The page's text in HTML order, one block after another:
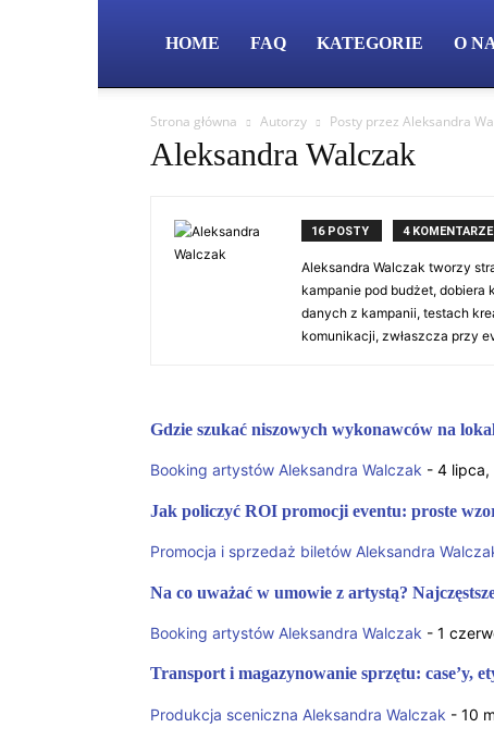
HOME FAQ KATEGORIE O
Strona główna Autorzy Posty przez Aleksandra
Aleksandra Walczak
16 POSTY 4 KOMENTARZE
Aleksandra Walczak tworzy
kampanie pod budżet, dobiera
danych z kampanii, testach
komunikacji, zwłaszcza przy
Gdzie szukać niszowych wykonawców na
Booking artystów Aleksandra Walczak - 4 lipca,
Jak policzyć ROI promocji eventu: proste
Promocja i sprzedaż biletów Aleksandra
Na co uważać w umowie z artystą?
Booking artystów Aleksandra Walczak - 1
Transport i magazynowanie sprzętu: case’y,
Produkcja sceniczna Aleksandra Walczak - 10